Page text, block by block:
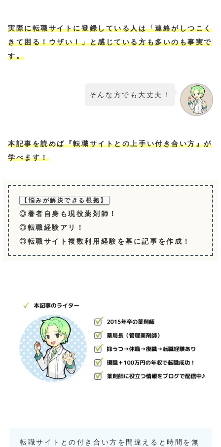
実際に転職サイトに登録している人は「連絡がしつこく
きて困る！ウザい！」と感じている方も多いのも事実で
す。
そんな方でも大丈夫！
本記事を読めば『転職サイトとの上手い付き合い方』が
学べます！
【悩みが解決できる根拠】
◎著者自身も現役薬剤師！
◎転職経験アリ！
◎転職サイト複数利用経験を基に記事を作成！
転職サイトとの付き合い方を間違えると時間を無